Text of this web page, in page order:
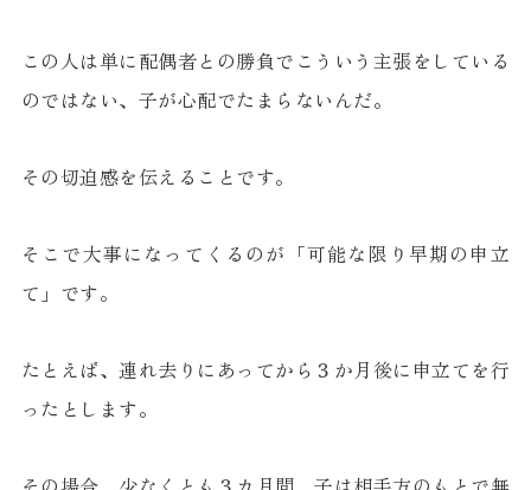
この人は単に配偶者との勝負でこういう主張をしている
のではない、子が心配でたまらないんだ。
その切迫感を伝えることです。
そこで大事になってくるのが「可能な限り早期の申立
て」です。
たとえば、連れ去りにあってから３か月後に申立てを行
ったとします。